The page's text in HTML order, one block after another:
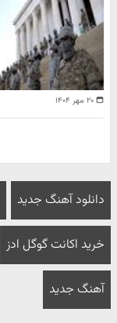
۲۰ مهر ۱۴۰۴
دانلود آهنگ جدید
خرید اکانت گوگل ادز
آهنگ جدید